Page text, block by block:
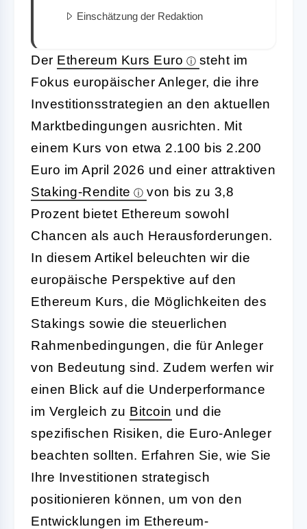
Einschätzung der Redaktion
Der Ethereum Kurs Euro
steht im
Fokus europäischer Anleger, die ihre
Investitionsstrategien an den aktuellen
Marktbedingungen ausrichten. Mit
einem Kurs von etwa 2.100 bis 2.200
Euro im April 2026 und einer attraktiven
Staking-Rendite
von bis zu 3,8
Prozent bietet Ethereum sowohl
Chancen als auch Herausforderungen.
In diesem Artikel beleuchten wir die
europäische Perspektive auf den
Ethereum Kurs, die Möglichkeiten des
Stakings sowie die steuerlichen
Rahmenbedingungen, die für Anleger
von Bedeutung sind. Zudem werfen wir
einen Blick auf die Underperformance
im Vergleich zu Bitcoin und die
spezifischen Risiken, die Euro-Anleger
beachten sollten. Erfahren Sie, wie Sie
Ihre Investitionen strategisch
positionieren können, um von den
Entwicklungen im Ethereum-